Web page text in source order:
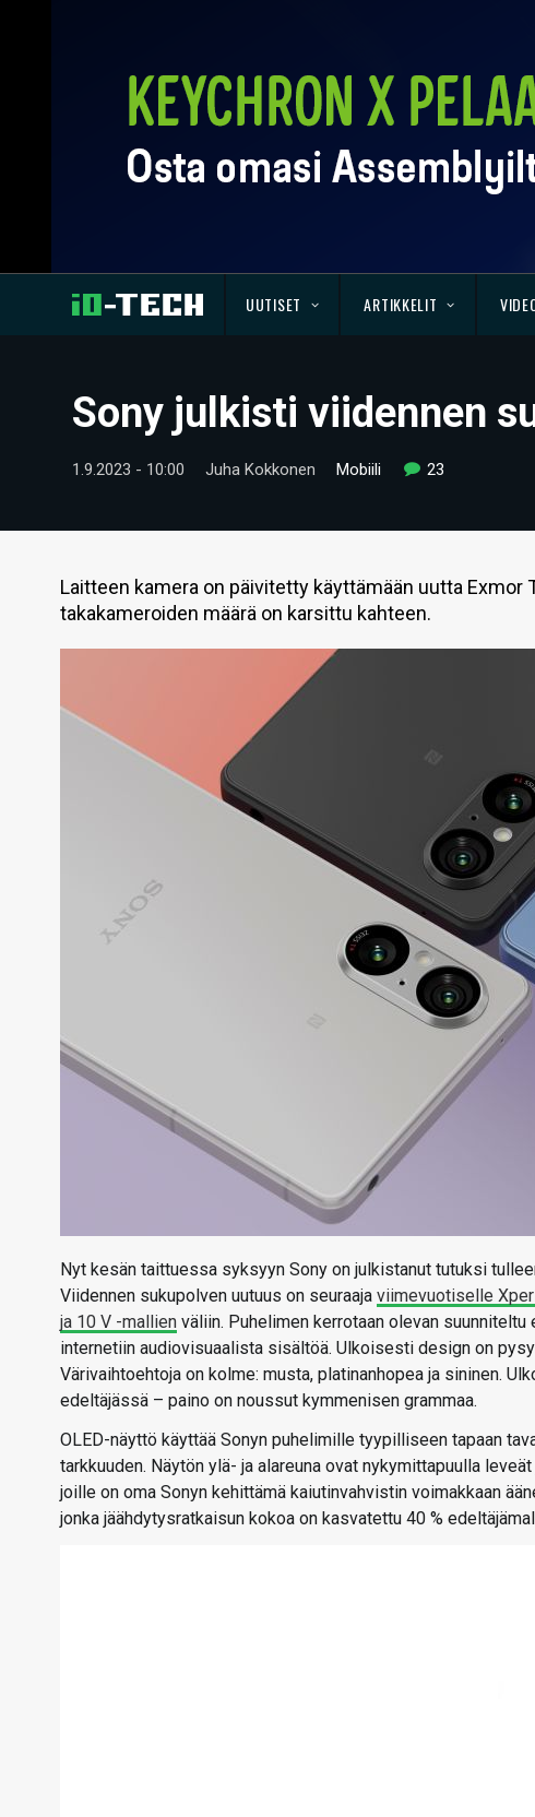
UUTISET ARTIKKELIT
Sony julkisti viidennen
1.9.2023 - 10:00 Juha Kokkonen Mobiili 23
Laitteen kamera on päivitetty käyttämään uutta
takakameroiden määrä on karsittu kahteen.
Nyt kesän taittuessa syksyyn Sony on julkistanut tutuksi
Viidennen sukupolven uutuus on seuraaja viimevuotiselle
ja 10 V -mallien väliin. Puhelimen kerrotaan olevan
internetiin audiovisuaalista sisältöä. Ulkoisesti design on
Värivaihtoehtoja on kolme: musta, platinanhopea ja sininen.
edeltäjässä – paino on noussut kymmenisen grammaa.
OLED-näyttö käyttää Sonyn puhelimille tyypilliseen tapaan
tarkkuuden. Näytön ylä- ja alareuna ovat nykymittapuulla
joille on oma Sonyn kehittämä kaiutinvahvistin voimakkaan
jonka jäähdytysratkaisun kokoa on kasvatettu 40 %